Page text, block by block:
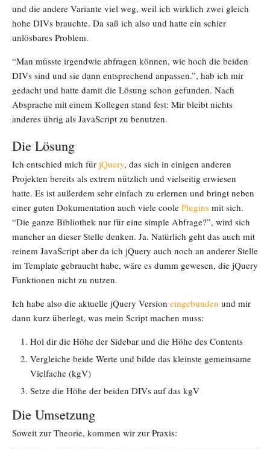
und die andere Variante viel weg, weil ich wirklich zwei gleich
hohe DIVs brauchte. Da saß ich also und hatte ein schier
unlösbares Problem.
“Man müsste irgendwie abfragen können, wie hoch die beiden
DIVs sind und sie dann entsprechend anpassen.”, hab ich mir
gedacht und hatte damit die Lösung schon gefunden. Nach
Absprache mit einem Kollegen stand fest: Mir bleibt nichts
anderes übrig als JavaScript zu benutzen.
Die Lösung
Ich entschied mich für jQuery, das sich in einigen anderen
Projekten bereits als extrem nützlich und vielseitig erwiesen
hatte. Es ist außerdem sehr einfach zu erlernen und bringt neben
einer guten Dokumentation auch viele coole Plugins mit sich.
“Die ganze Bibliothek nur für eine simple Abfrage?”, wird sich
mancher an dieser Stelle denken. Ja. Natürlich geht das auch mit
reinem JavaScript aber da ich jQuery auch noch an anderer Stelle
im Template gebraucht habe, wäre es dumm gewesen, die jQuery
Funktionen nicht zu nutzen.
Ich habe also die aktuelle jQuery Version eingebunden und mir
dann kurz überlegt, was mein Script machen muss:
Hol dir die Höhe der Sidebar und die Höhe des Contents
Vergleiche beide Werte und bilde das kleinste gemeinsame
Vielfache (kgV)
Setze die Höhe der beiden DIVs auf das kgV
Die Umsetzung
Soweit zur Theorie, kommen wir zur Praxis: